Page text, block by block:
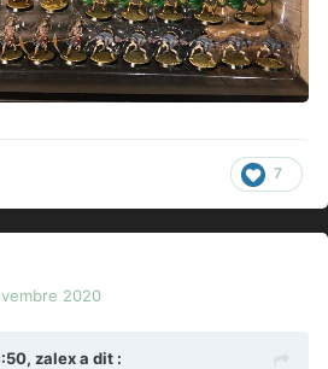
7
2020
zalexa dit :